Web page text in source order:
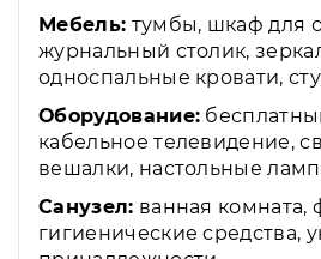
Мебель: тумбы, шкаф для
журнальный столик,
односпальные кровати,
Оборудование:
кабельное телевидение,
вешалки, настольные
Санузел: ванная комната,
гигиенические средства,